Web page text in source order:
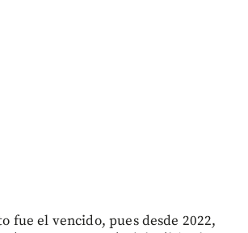
fue el vencido, pues desde 2022,